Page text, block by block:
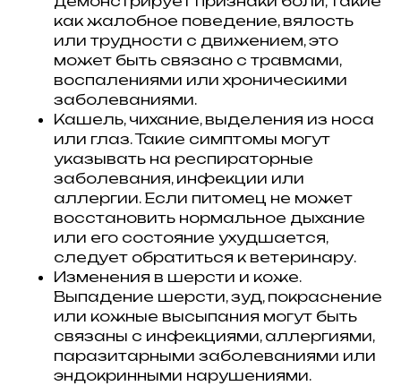
как жалобное поведение, вялость
или трудности с движением, это
может быть связано с травмами,
воспалениями или хроническими
заболеваниями.
Кашель, чихание, выделения из носа
или глаз. Такие симптомы могут
указывать на респираторные
заболевания, инфекции или
аллергии. Если питомец не может
восстановить нормальное дыхание
или его состояние ухудшается,
следует обратиться к ветеринару.
Изменения в шерсти и коже.
Выпадение шерсти, зуд, покраснение
или кожные высыпания могут быть
связаны с инфекциями, аллергиями,
паразитарными заболеваниями или
эндокринными нарушениями.